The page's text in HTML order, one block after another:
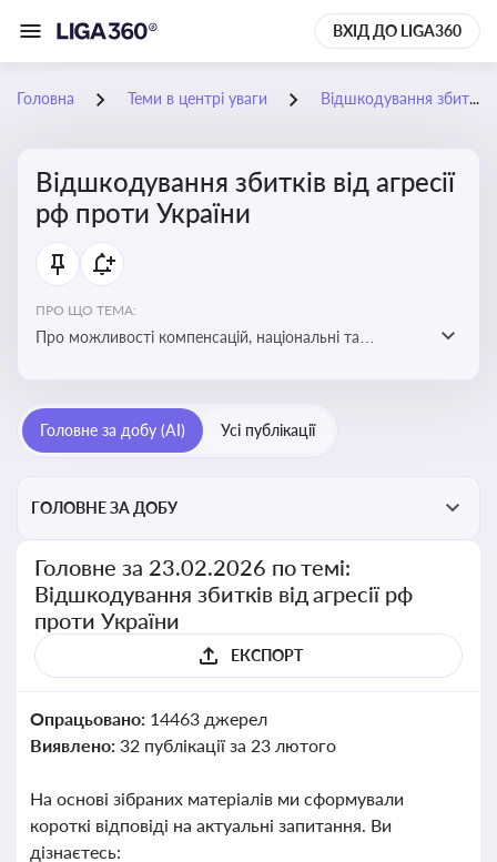
ВХІД ДО LIGA360
Головна Теми в центрі уваги Відшкодування збитків від агресії рф проти України
Відшкодування збитків від агресії
рф проти України
ПРО ЩО ТЕМА:
Про можливості компенсацій, національні та
Головне за добу (AI) Усі публікації
ГОЛОВНЕ ЗА ДОБУ
Головне за 23.02.2026 по темі:
Відшкодування збитків від агресії рф
проти України
ЕКСПОРТ
Опрацьовано: 14463 джерел
Виявлено: 32 публікації за 23 лютого
На основі зібраних матеріалів ми сформували
короткі відповіді на актуальні запитання. Ви
дізнаєтесь: